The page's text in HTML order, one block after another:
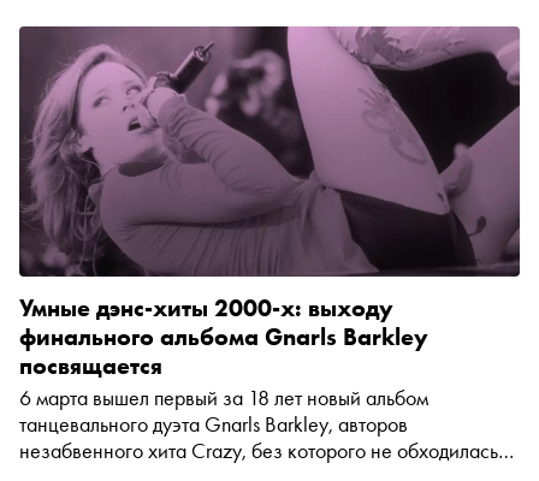
Умные дэнс-хиты 2000-х: выходу
финального альбома Gnarls Barkley
посвящается
6 марта вышел первый за 18 лет новый альбом
танцевального дуэта Gnarls Barkley, авторов
незабвенного хита Crazy, без которого не обходилась